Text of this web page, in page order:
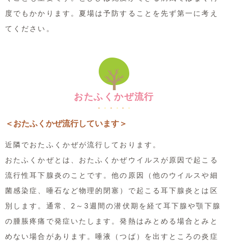
度でもかかります。夏場は予防することを先ず第一に考え
てください。
おたふくかぜ流行
＜おたふくかぜ流行しています＞
近隣でおたふくかぜが流行しております。
おたふくかぜとは、おたふくかぜウイルスが原因で起こる
流行性耳下腺炎のことです。他の原因（他のウイルスや細
菌感染症、唾石など物理的閉塞）で起こる耳下腺炎とは区
別します。通常、2～3週間の潜伏期を経て耳下腺や顎下腺
の腫脹疼痛で発症いたします。発熱はみとめる場合とみと
めない場合があります。唾液（つば）を出すところの炎症